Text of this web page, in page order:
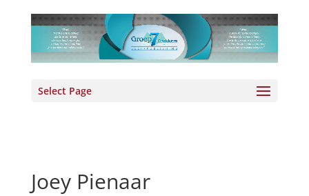
Select Page
Joey Pienaar